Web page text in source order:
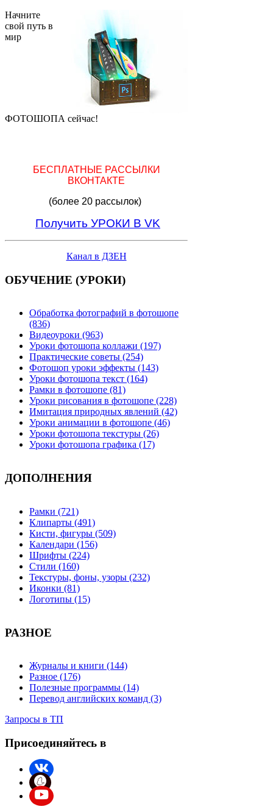
Начните
свой путь в
мир
ФОТОШОПА сейчас!
БЕСПЛАТНЫЕ РАССЫЛКИ
ВКОНТАКТЕ
(более 20 рассылок)
Получить УРОКИ В VK
Канал в ДЗЕН
ОБУЧЕНИЕ (УРОКИ)
Обработка фотографий в фотошопе
(836)
Видеоуроки (963)
Уроки фотошопа коллажи (197)
Практические советы (254)
Фотошоп уроки эффекты (143)
Уроки фотошопа текст (164)
Рамки в фотошопе (81)
Уроки рисования в фотошопе (228)
Имитация природных явлений (42)
Уроки анимации в фотошопе (46)
Уроки фотошопа текстуры (26)
Уроки фотошопа графика (17)
ДОПОЛНЕНИЯ
Рамки (721)
Клипарты (491)
Кисти, фигуры (509)
Календари (156)
Шрифты (224)
Стили (160)
Текстуры, фоны, узоры (232)
Иконки (81)
Логотипы (15)
РАЗНОЕ
Журналы и книги (144)
Разное (176)
Полезные программы (14)
Перевод английских команд (3)
Запросы в ТП
Присоединяйтесь в